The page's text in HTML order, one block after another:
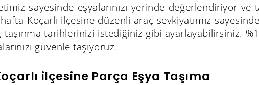
sayesinde eşyalarınızı yerinde değerlendiriyor ve
Koçarlı ilçesine düzenli araç sevkiyatımız
taşınma tarihlerinizi istediğiniz gibi ayarlayabilirsiniz.
güvenle taşıyoruz.
ilçesine Parça Eşya Taşıma